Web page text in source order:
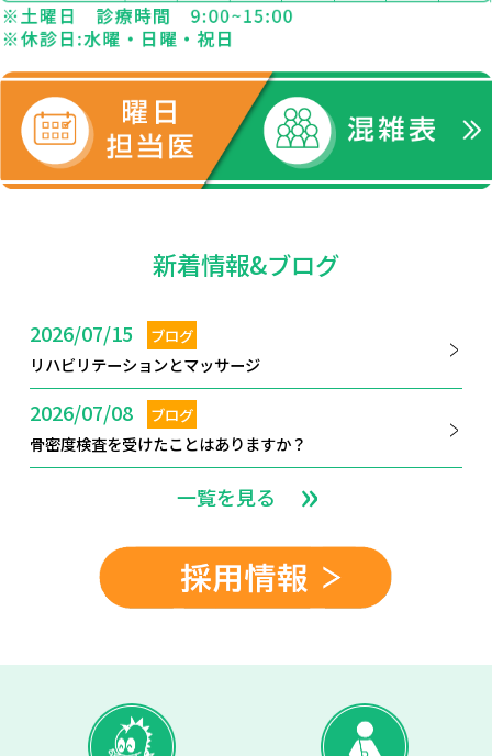
新着情報&ブログ
2026/07/15 ブログ
リハビリテーションとマッサージ
2026/07/08 ブログ
骨密度検査を受けたことはありますか？
一覧を見る